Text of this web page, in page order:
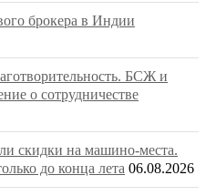
брокера в Индии
БСЖ и
о сотрудничестве
скидки на машино-места.
до конца лета 06.08.2026